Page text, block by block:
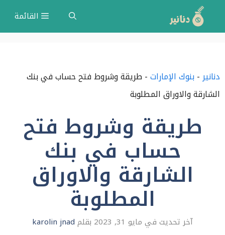
انتقل
إلى
القائمة
دنانير-بنوك الإمارات- طريقة وشروط فتح حساب في بنك
الشارقة والاوراق المطلوبة
طريقة وشروط فتح
حساب في بنك
الشارقة والاوراق
المطلوبة
مايو 31, 2023 بقلم karolin jnad